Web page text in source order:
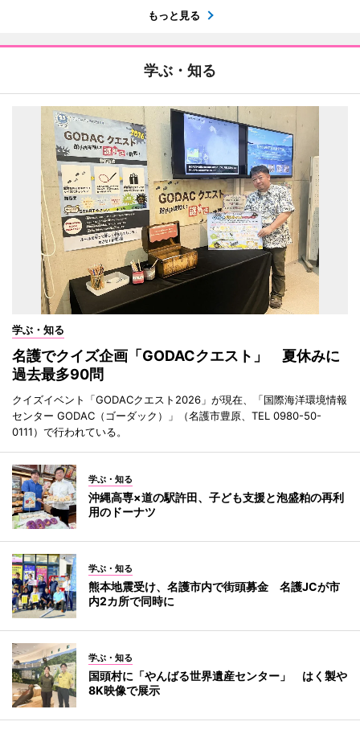
もっと見る
学ぶ・知る
学ぶ・知る
名護でクイズ企画「GODACクエスト」 夏休みに
過去最多90問
クイズイベント「GODACクエスト2026」が現在、「国際海洋環境情報
センター GODAC（ゴーダック）」（名護市豊原、TEL 0980-50-
0111）で行われている。
学ぶ・知る
沖縄高専×道の駅許田、子ども支援と泡盛粕の再利
用のドーナツ
学ぶ・知る
熊本地震受け、名護市内で街頭募金 名護JCが市
内2カ所で同時に
学ぶ・知る
国頭村に「やんばる世界遺産センター」 はく製や
8K映像で展示